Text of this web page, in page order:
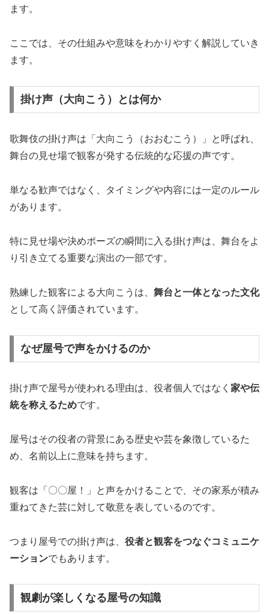
ます。
ここでは、その仕組みや意味をわかりやすく解説していき
ます。
掛け声（大向こう）とは何か
歌舞伎の掛け声は「大向こう（おおむこう）」と呼ばれ、
舞台の見せ場で観客が発する伝統的な応援の声です。
単なる歓声ではなく、タイミングや内容には一定のルール
があります。
特に見せ場や決めポーズの瞬間に入る掛け声は、舞台をよ
り引き立てる重要な演出の一部です。
熟練した観客による大向こうは、 舞台と一体となった文化
として高く評価されています。
なぜ屋号で声をかけるのか
掛け声で屋号が使われる理由は、役者個人ではなく 家や伝
統を称えるためです。
屋号はその役者の背景にある歴史や芸を象徴しているた
め、名前以上に意味を持ちます。
観客は「〇〇屋！」と声をかけることで、その家系が積み
重ねてきた芸に対して敬意を表しているのです。
つまり屋号での掛け声は、 役者と観客をつなぐコミュニケ
ーションでもあります。
観劇が楽しくなる屋号の知識